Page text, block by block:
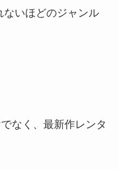
ないほどのジャンル
なく、最新作レンタ